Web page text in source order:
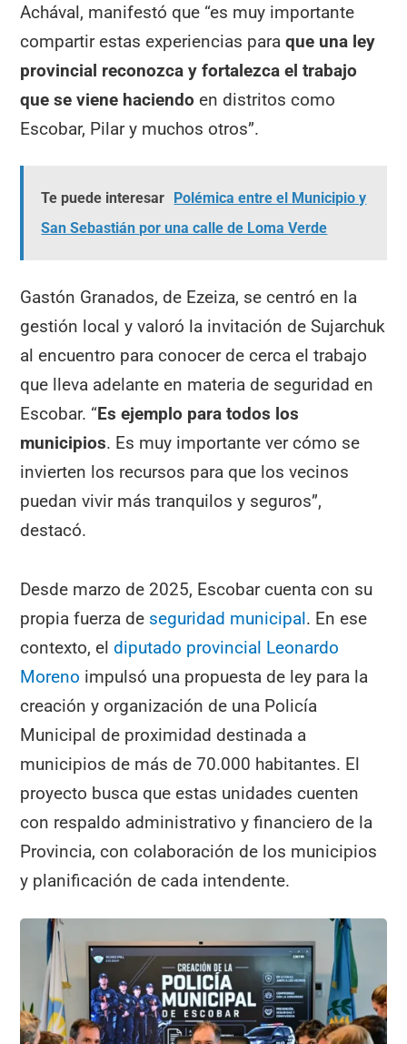
Achával, manifestó que “es muy importante
compartir estas experiencias paraque una ley
provincial reconozca y fortalezca el trabajo
que se viene haciendoen distritos como
Escobar, Pilar y muchos otros”.
Te puede interesar
Polémica entre el Municipio y
San Sebastián por una calle de Loma Verde
Gastón Granados, de Ezeiza, se centró en la
gestión local y valoró la invitación de Sujarchuk
al encuentro para conocer de cerca el trabajo
que lleva adelante en materia de seguridad en
Escobar. “Es ejemplo para todos los
municipios. Es muy importante ver cómo se
invierten los recursos para que los vecinos
puedan vivir más tranquilos y seguros”,
destacó.
Desde marzo de 2025, Escobar cuenta con su
propia fuerza de seguridad municipal. En ese
contexto, eldiputado provincial Leonardo
Moreno impulsó una propuesta de ley para la
creación y organización de una Policía
Municipal de proximidad destinada a
municipios de más de 70.000 habitantes. El
proyecto busca que estas unidades cuenten
con respaldo administrativo y financiero de la
Provincia, con colaboración de los municipios
y planificación de cada intendente.